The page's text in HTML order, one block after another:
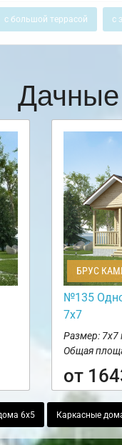
с большой террасой с
БРУС
№135
7х7
Размер: 7х7
Общая
от
6х5 Каркасные